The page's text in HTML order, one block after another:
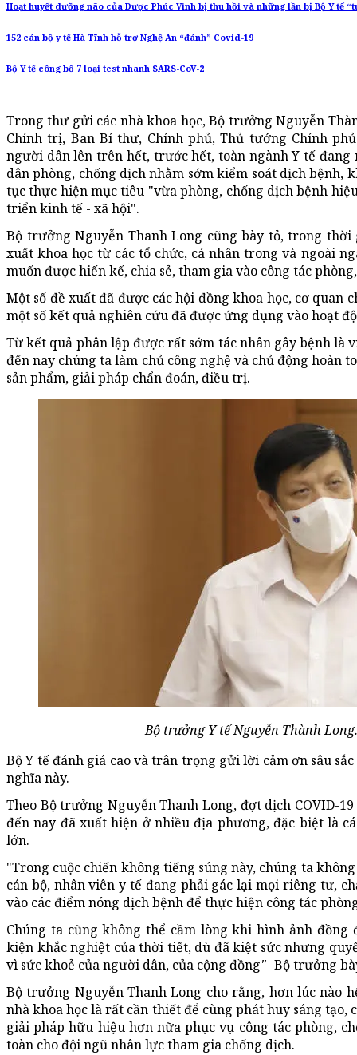
Hoạt huyết dưỡng não của Dược Phúc Vinh bị thu hồi và những lần bị Bộ Y tế
152 cán bộ y tế Hà Tĩnh hỗ trợ Nghệ An “đánh” Covid-19
Bộ Y tế công bố 7 loại test nhanh SARS-CoV-2
Trong thư gửi các nhà khoa học, Bộ trưởng Nguyễn
Chính trị, Ban Bí thư, Chính phủ, Thủ tướng Chính
người dân lên trên hết, trước hết, toàn ngành Y tế
dân phòng, chống dịch nhằm sớm kiểm soát dịch bệnh,
tục thực hiện mục tiêu "vừa phòng, chống dịch bệnh
triển kinh tế - xã hội".
Bộ trưởng Nguyễn Thanh Long cũng bày tỏ, trong
xuất khoa học từ các tổ chức, cá nhân trong và ngoài
muốn được hiến kế, chia sẻ, tham gia vào công tác
Một số đề xuất đã được các hội đồng khoa học, cơ quan
một số kết quả nghiên cứu đã được ứng dụng vào hoạt
Từ kết quả phân lập được rất sớm tác nhân gây bệnh là
đến nay chúng ta làm chủ công nghệ và chủ động hoàn
sản phẩm, giải pháp chẩn đoán, điều trị.
Bộ trưởng Y tế Nguyễn Thành
Bộ Y tế đánh giá cao và trân trọng gửi lời cảm ơn sâu
nghĩa này.
Theo Bộ trưởng Nguyễn Thanh Long, đợt dịch COVID-
đến nay đã xuất hiện ở nhiều địa phương, đặc biệt là
lớn.
"Trong cuộc chiến không tiếng súng này, chúng ta
cán bộ, nhân viên y tế đang phải gác lại mọi riêng tư,
vào các điểm nóng dịch bệnh để thực hiện công tác
Chúng ta cũng không thể cầm lòng khi hình ảnh
kiện khắc nghiệt của thời tiết, dù đã kiệt sức nhưng
vì sức khoẻ của người dân, của cộng đồng"- Bộ trưởng
Bộ trưởng Nguyễn Thanh Long cho rằng, hơn lúc nào
nhà khoa học là rất cần thiết để cùng phát huy sáng tạo,
giải pháp hữu hiệu hơn nữa phục vụ công tác phòng,
toàn cho đội ngũ nhân lực tham gia chống dịch.